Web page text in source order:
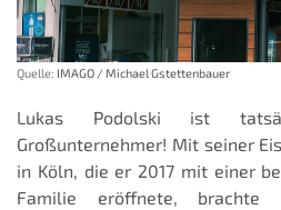
Quelle: IMAGO / Michael Gstettenbauer
Lukas Podolski ist
Großunternehmer! Mit seiner
in Köln, die er 2017 mit einer
Familie eröffnete, brachte